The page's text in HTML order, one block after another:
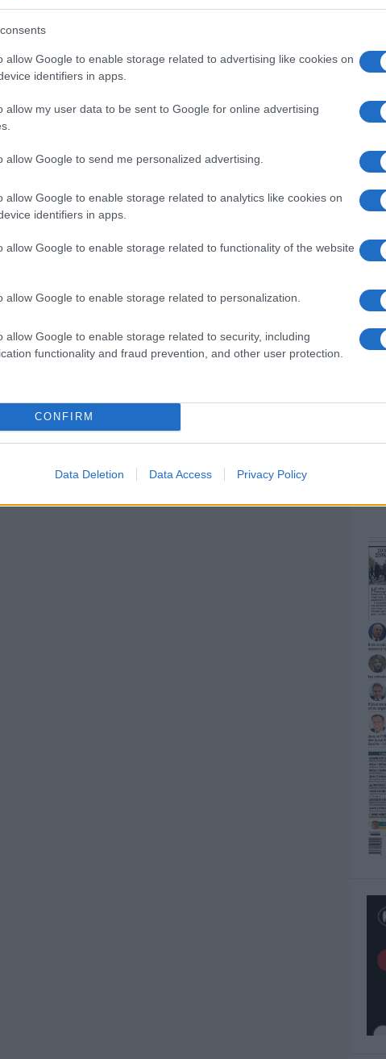
allow Google to enable storage related to advertising like cookies on
identifiers in apps.
allow my user data to be sent to Google for online advertising
allow Google to send me personalized advertising.
allow Google to enable storage related to analytics like cookies on
identifiers in apps.
allow Google to enable storage related to functionality of the website
allow Google to enable storage related to personalization.
allow Google to enable storage related to security, including
functionality and fraud prevention, and other user protection.
CONFIRM
Data Deletion Data Access Privacy Policy
συμπαρασύρει την κυβέρνηση
Ο καιρός των επομένων ημερών:
θερμοκρασίας